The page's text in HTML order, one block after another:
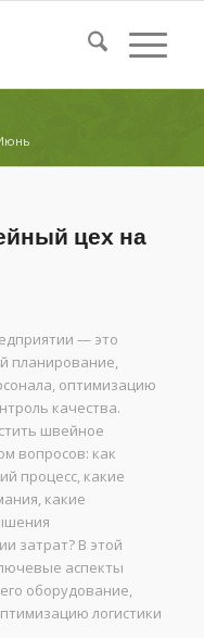
цех на
— это
планирование,
оптимизацию
качества.
швейное
вопросов: как
процесс, какие
какие
затрат? В этой
аспекты
оборудование,
логистики